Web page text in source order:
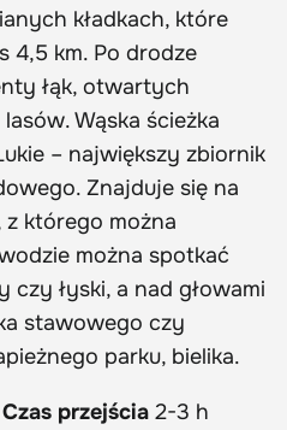
kładkach, które
4,5 km. Po drodze
łąk, otwartych
Wąska ścieżka
– największy zbiornik
Znajduje się na
którego można
można spotkać
czy łyski, a nad głowami
stawowego czy
parku, bielika.
Czas przejścia 2-3 h